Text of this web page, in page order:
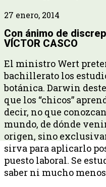
27 enero, 2014
Con ánimo de
VÍCTOR CASCO
El ministro Wert
bachillerato los
botánica. Darwin
que los “chicos”
decir, no que
mundo, de dónde
origen, sino
sirva para aplicarlo
puesto laboral. Se
saber ni mucho